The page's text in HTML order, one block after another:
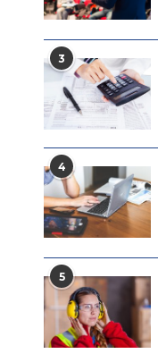
3
4
5